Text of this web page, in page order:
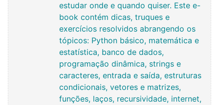
estudar onde e quando quiser. Este e-
book contém dicas, truques e
exercícios resolvidos abrangendo os
tópicos: Python básico, matemática e
estatística, banco de dados,
programação dinâmica, strings e
caracteres, entrada e saída, estruturas
condicionais, vetores e matrizes,
funções, laços, recursividade, internet,